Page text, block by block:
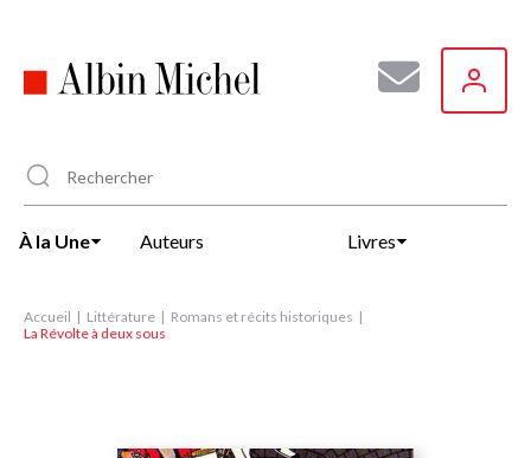
principal
À la Une Auteurs Livres
Accueil Littérature
Romans et récits historiques
La Révolte à deux sous